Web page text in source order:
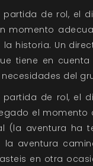
partida de rol, el
momento
la historia. Un
tiene en
del
partida de rol, el
el momento
(la aventura ha
la aventura
en otra